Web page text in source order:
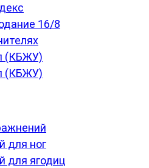
16/8
(КБЖУ)
(КБЖУ)
для ног
для ягодиц